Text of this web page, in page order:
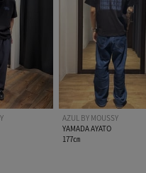
の商品と仕様、加工が若干
いのモニター環境によ
います。
ションタグをご確認くださ
AZUL BY MOUSSY
YAMADA AYATO
177㎝